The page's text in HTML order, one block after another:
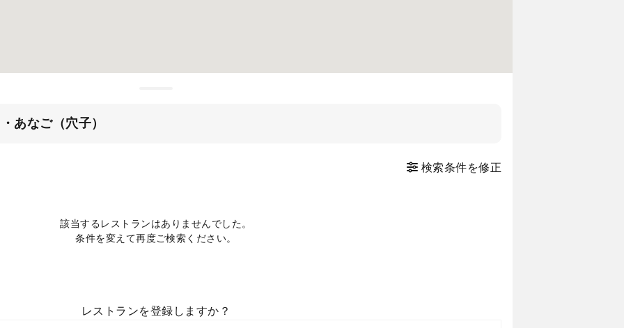
あなご（穴子）
検索条件を修正
該当するレストランはありませんでした。
条件を変えて再度ご検索ください。
レストランを登録しますか？